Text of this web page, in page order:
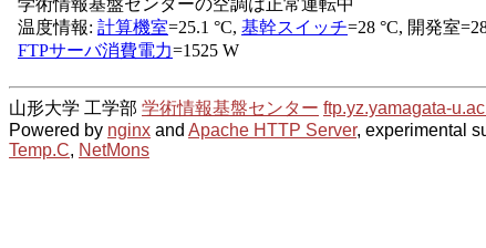
山形大学 工学部 学術情報基盤センター ftp.yz.yamagata-
Powered by nginx and Apache HTTP Server, experimental
Temp.C, NetMons